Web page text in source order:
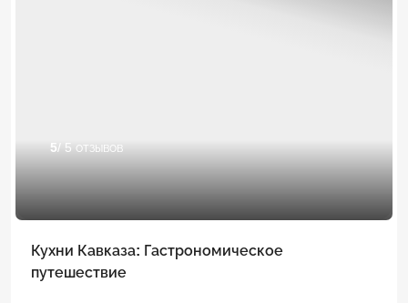
5/ 5 отзывов
Кухни Кавказа: Гастрономическое
путешествие